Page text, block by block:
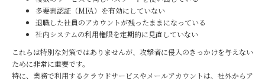
多要素認証（MFA）を有効にしていない
退職した社員のアカウントが残ったままになっている
社内システムの利用権限を定期的に見直していない
これらは特別な対策ではありませんが、攻撃者に侵入のきっかけを与えない
ために非常に重要です。
特に、業務で利用するクラウドサービスやメールアカウントは、社外からア